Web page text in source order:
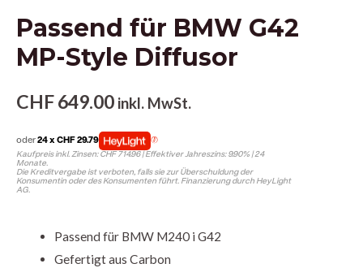
Passend für BMW G42
MP-Style Diffusor
CHF649.00 inkl. MwSt.
oder24 x CHF 29.79
Kaufpreis inkl. Zinsen: CHF 714.96 | Effektiver Jahreszins: 9.90% | 24
Monate.
Die Kreditvergabe ist verboten, falls sie zur Überschuldung der
Konsumentin oder des Konsumenten führt. Finanzierung durch HeyLight
AG.
Passend für BMW M240 i G42
Gefertigt aus Carbon